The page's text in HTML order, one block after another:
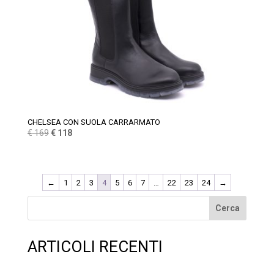
CHELSEA CON SUOLA CARRARMATO
€169 Il
era:
€ 169.
€118Il
è:
€ 118.
← 1 2 3 4 5 6 7 22 23 24 →
Cerca
ARTICOLI RECENTI